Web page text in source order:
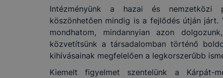
Intézményünk a hazai és nemzetközi
köszönhetően mindig is a fejlődés útján járt.
mondhatom, mindannyian azon
közvetítsünk a társadalomban történő
kihívásainak megfelelően a legkorszerűbb
Kiemelt figyelmet szentelünk a Kárpát-